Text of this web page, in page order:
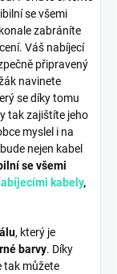
se všemi
zabráníte
Váš nabíjecí
připravený
navinete
se díky tomu
tak zajištíte jeho
myslel i na
nejen kabel
se všemi
kabely,
, který je
barvy. Díky
tak můžete